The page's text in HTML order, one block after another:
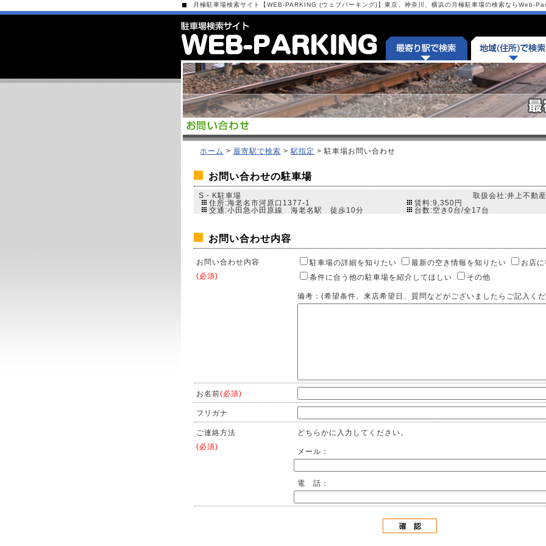
月極駐車場検索サイト【WEB-PARKING (ウェブパーキング)】東京、神奈川、横浜の月極駐車場の検索ならWeb-
ホーム > 最寄駅で検索 >駅指定 > 駐車場お問い合わせ
お問い合わせの駐車場
S・K駐車場
取扱会社:井上不動産
住所:海老名市河原口1377-1
賃料:9,350円
交通:小田急小田原線 海老名駅 徒歩10分
台数:空き0台/全17台
お問い合わせ内容
お問い合わせ内容
(必須)
駐車場の詳細を知りたい 最新の空き情報を知りたい
お店
条件に合う他の駐車場を紹介してほしい
その他
備考：(希望条件、来店希望日、質問などがございましたらご記入く
お名前(必須)
フリガナ
ご連絡方法
(必須)
どちらかに入力してください。
メール：
電 話：